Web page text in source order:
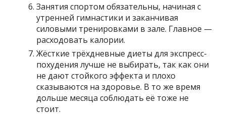
Занятия спортом обязательны, начиная с
утренней гимнастики и заканчивая
силовыми тренировками в зале. Главное —
расходовать калории.
Жёсткие трёхдневные диеты для экспресс-
похудения лучше не выбирать, так как они
не дают стойкого эффекта и плохо
сказываются на здоровье. В то же время
дольше месяца соблюдать её тоже не
стоит.